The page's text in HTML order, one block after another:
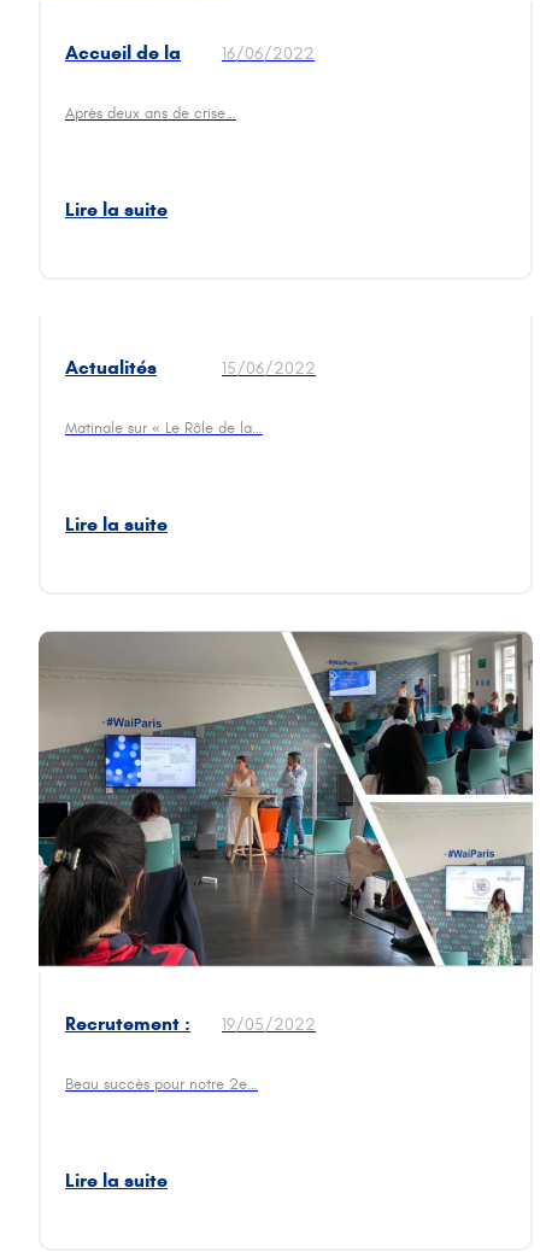
Accueil de la
Jeunes
Entrepreneurs
For Europe
16/06/2022
Après deux ans de crise…
Lire la suite
Actualités
15/06/2022
Matinale sur « Le Rôle de la…
Lire la suite
Recrutement :
talents
19/05/2022
Beau succès pour notre 2e…
Lire la suite